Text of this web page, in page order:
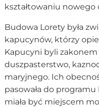
kształtowaniu nowego
Budowa Lorety była
kapucynów, którzy
Kapucyni byli
duszpasterstwo,
maryjnego. Ich
pasowała do
miała być miejscem